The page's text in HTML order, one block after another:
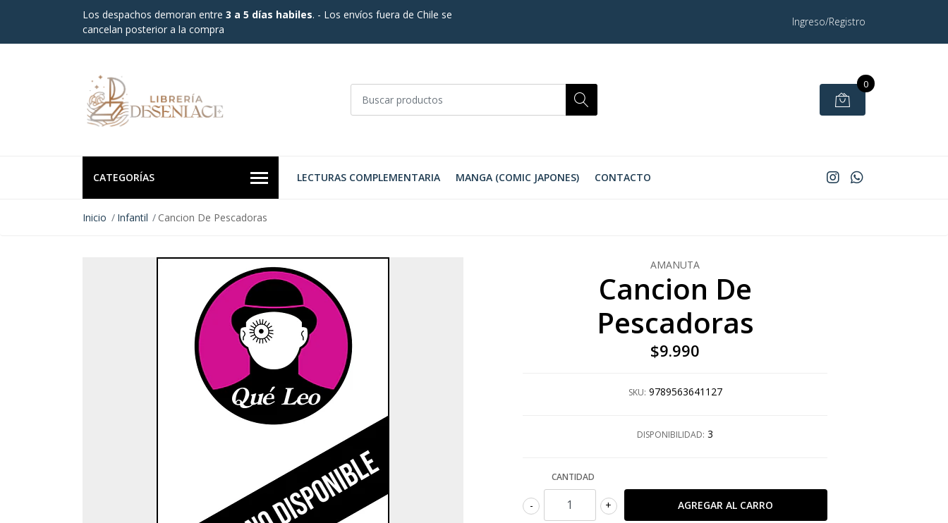
Los despachos demoran entre 3 a 5 días habiles. - Los envíos fuera de Chile se
cancelan posterior a la compra
Ingreso/Registro
0
CATEGORÍAS LECTURAS COMPLEMENTARIA MANGA (COMIC JAPONES) CONTACTO
Inicio Infantil Cancion De Pescadoras
AMANUTA
Cancion De
Pescadoras
$9.990
SKU: 9789563641127
DISPONIBILIDAD: 3
CANTIDAD
+
-